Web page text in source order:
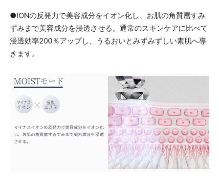
●IONの反発力で美容成分をイオン化し、お肌の角質層すみ
ずみまで美容成分を浸透させる。通常のスキンケアに比べて
浸透効率200％アップし、うるおいとみずみずしい素肌へ導
きます。